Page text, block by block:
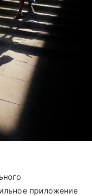
приложение